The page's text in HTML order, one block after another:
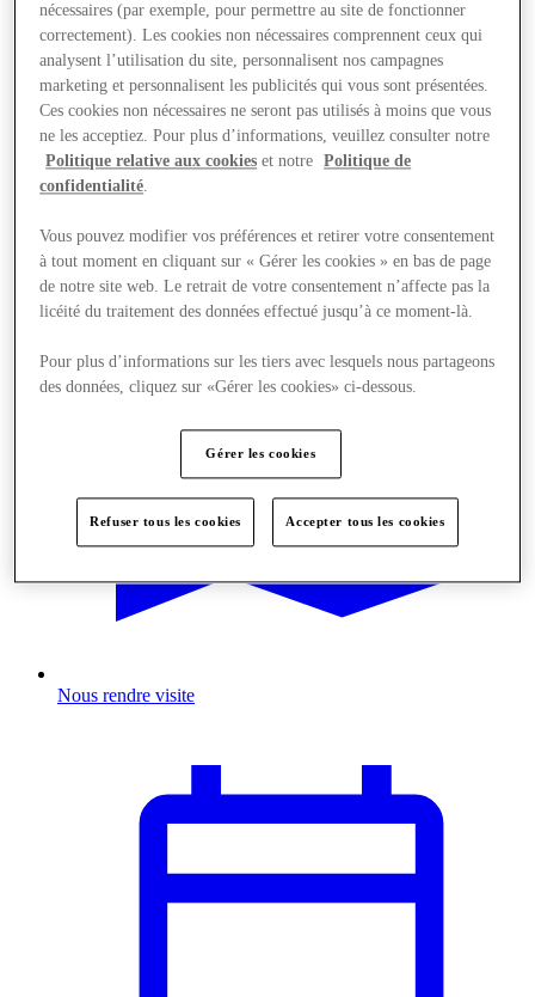
Offres
Nous rendre visite
nécessaires (par exemple, pour permettre au site de fonctionner
correctement). Les cookies non nécessaires comprennent ceux qui
analysent l’utilisation du site, personnalisent nos campagnes
marketing et personnalisent les publicités qui vous sont présentées.
Ces cookies non nécessaires ne seront pas utilisés à moins que vous
ne les acceptiez. Pour plus d’informations, veuillez consulter notre
Politique relative aux cookies et notre
Politique de
confidentialité.
Vous pouvez modifier vos préférences et retirer votre consentement
à tout moment en cliquant sur « Gérer les cookies » en bas de page
de notre site web. Le retrait de votre consentement n’affecte pas la
licéité du traitement des données effectué jusqu’à ce moment-là.
Pour plus d’informations sur les tiers avec lesquels nous partageons
des données, cliquez sur «Gérer les cookies» ci-dessous.
Gérer les cookies
Refuser tous les cookies Accepter tous les cookies